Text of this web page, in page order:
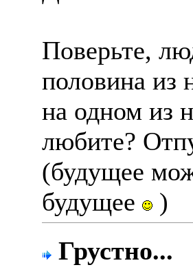
Поверьте,
половина
на одном из
любите?
(будущее
будущее
)
Грустно...